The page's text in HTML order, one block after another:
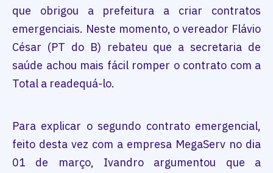
que obrigou a prefeitura a criar contratos
emergenciais. Neste momento, o vereador Flávio
César (PT do B) rebateu que a secretaria de
saúde achou mais fácil romper o contrato com a
Total a readequá-lo.
Para explicar o segundo contrato emergencial,
feito desta vez com a empresa MegaServ no dia
01 de março, Ivandro argumentou que a